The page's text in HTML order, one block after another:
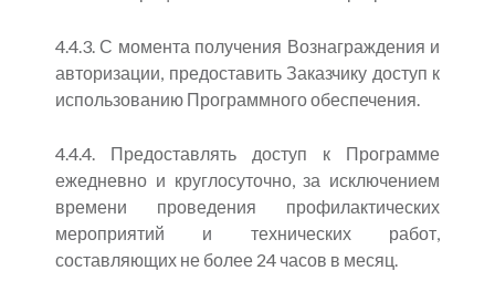
4.4.3. С момента получения Вознаграждения и
авторизации, предоставить Заказчику доступ к
использованию Программного обеспечения.
4.4.4. Предоставлять доступ к Программе
ежедневно и круглосуточно, за исключением
времени проведения профилактических
мероприятий и технических работ,
составляющих не более 24 часов в месяц.